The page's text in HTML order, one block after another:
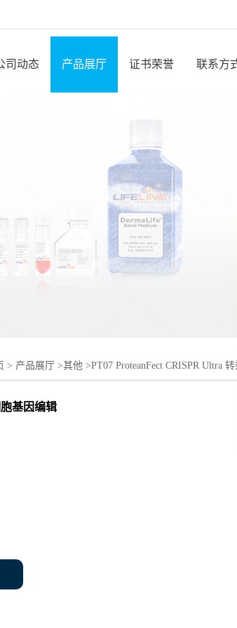
司动态 产品展厅 证书荣誉 联系方
> 产品展厅 >其他 >PT07 ProteanFect CRISPR Ultra
基因编辑